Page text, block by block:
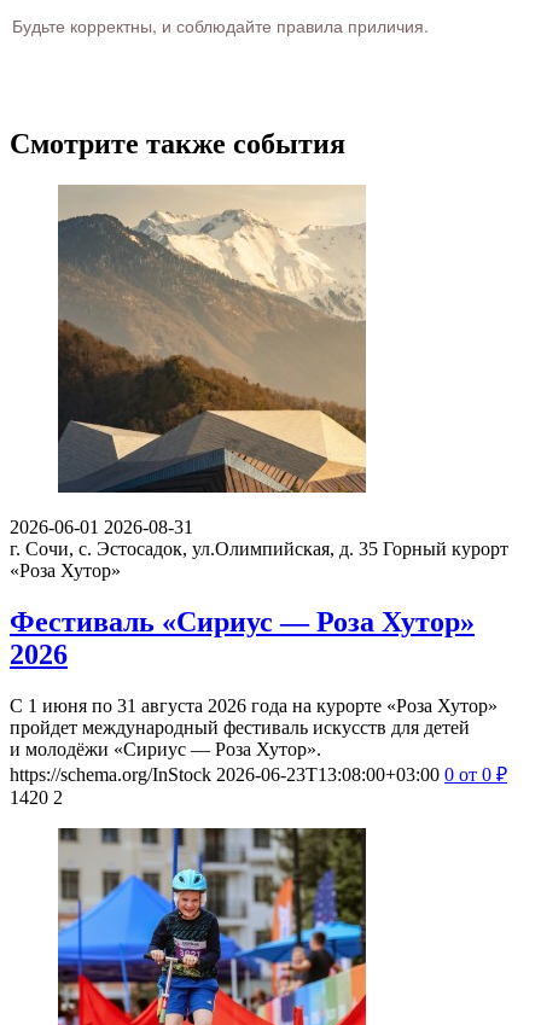
Будьте корректны, и соблюдайте правила приличия.
Смотрите также события
2026-06-01 2026-08-31
г. Сочи, с. Эстосадок, ул.Олимпийская, д. 35 Горный курорт
«Роза Хутор»
Фестиваль «Сириус — Роза Хутор»
2026
С 1 июня по 31 августа 2026 года на курорте «Роза Хутор»
пройдет международный фестиваль искусств для детей
и молодёжи «Сириус — Роза Хутор».
https://schema.org/InStock 2026-06-23T13:08:00+03:00 0 от 0 ₽
1420 2